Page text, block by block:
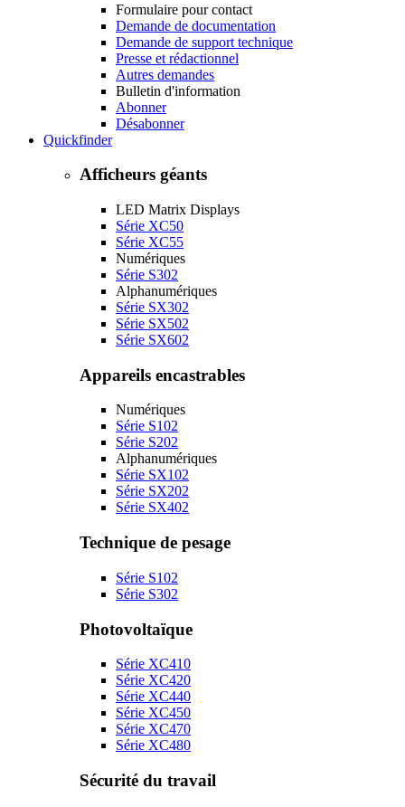
Formulaire pour contact
Demande de documentation
Demande de support technique
Presse et rédactionnel
Autres demandes
Bulletin d'information
Abonner
Désabonner
Quickfinder
Afficheurs géants
LED Matrix Displays
Série XC50
Série XC55
Numériques
Série S302
Alphanumériques
Série SX302
Série SX502
Série SX602
Appareils encastrables
Numériques
Série S102
Série S202
Alphanumériques
Série SX102
Série SX202
Série SX402
Technique de pesage
Série S102
Série S302
Photovoltaïque
Série XC410
Série XC420
Série XC440
Série XC450
Série XC470
Série XC480
Sécurité du travail